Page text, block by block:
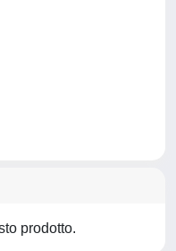
prodotto.